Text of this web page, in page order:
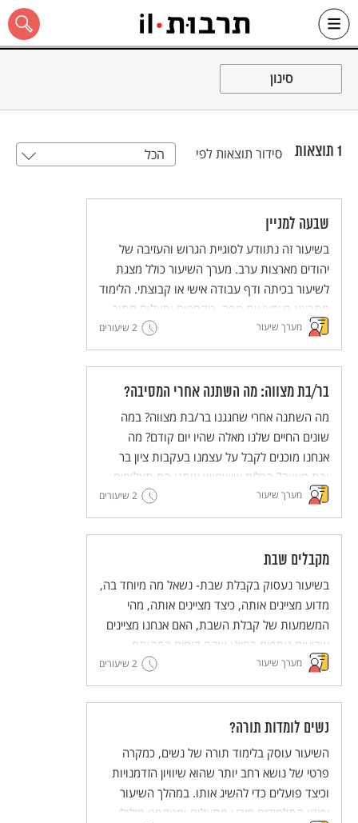
Skip
כל האתר
סינון
1 תוצאות סידור תוצאות לפי הכל
שבעה למניין
בשיעור זה נתוודע לסוגיית הגרוש והעזיבה של
יהודים מארצות ערב. מערך השיעור כולל מצגת
לשיעור בכיתה ודף עבודה אישי או קבוצתי. הלימוד
מתבצע באמצעות מפה, טקסטים ותצלום מתוך
גלריית "עדשה יהודית".
מערך שיעור 2 שיעורים
בר/בת מצווה: מה השתנה אחרי המסיבה?
מה השתנה אחרי שחגגנו בר/בת מצווה? במה
שונים החיים שלנו מאלה שהיו יום קודם? מה
אנחנו מוכנים לקבל על עצמנו בעקבות ציון בר
ובת מצווה? הכלים שישמשו אותנו הם תצלומים
של הצלם ציון עוזרי מתוך הסדרה "עדשה יהודית"
וטקסטים מתוך התרבות היהודית ישראלית.
מערך שיעור 2 שיעורים
מקבלים שבת
בשיעור נעסוק בקבלת שבת- נשאל מה מיוחד בה,
מדוע מציינים אותה, כיצד מציינים אותה, מהי
המשמעות של קבלת השבת, האם אנחנו מציינים
אירועים נוספים בחיינו שהם דומים במהותם
לקבלת שבת?
מערך שיעור 2 שיעורים
נשים לומדות תורה?
השיעור עוסק בלימוד תורה של נשים, כמקרה
פרטי של נושא רחב יותר שהוא שיוויון הזדמנויות
וכיצד פועלים כדי להשיג אותו. במהלך השיעור
יפיקו התלמידים מידע מתצלום ומטקסט מילולי,